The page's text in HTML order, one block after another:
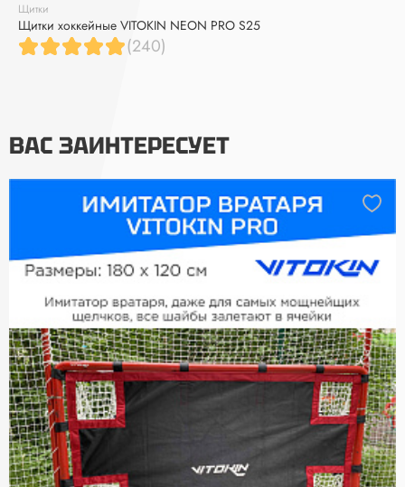
Щитки
Щитки хоккейные VITOKIN NEON PRO S25
(240)
ВАС ЗАИНТЕРЕСУЕТ